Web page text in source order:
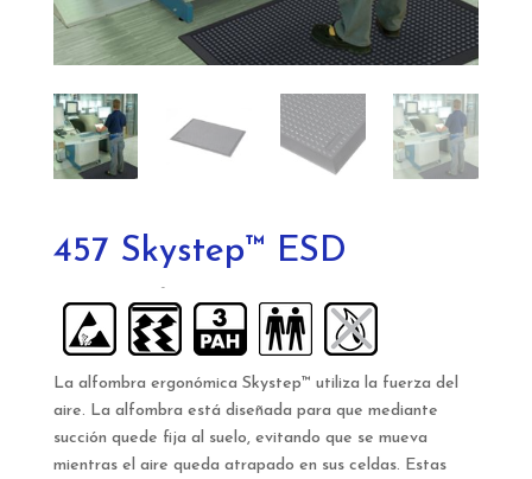
457 Skystep™ ESD
La alfombra ergonómica Skystep™ utiliza la fuerza del
aire. La alfombra está diseñada para que mediante
succión quede fija al suelo, evitando que se mueva
mientras el aire queda atrapado en sus celdas. Estas